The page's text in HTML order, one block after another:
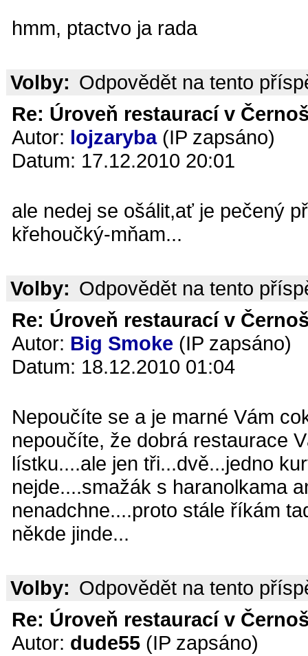
hmm, ptactvo ja rada
Volby: Odpovědět na tento
Re: Úroveň restaurací v
Autor: lojzaryba(IP zapsáno)
Datum: 17.12.2010 20:01
ale nedej se ošálit,ať je pečený
křehoučký-mňam...
Volby: Odpovědět na tento
Re: Úroveň restaurací v
Autor: Big Smoke (IP zapsáno)
Datum: 18.12.2010 01:04
Nepoučíte se a je marné Vám
nepoučíte, že dobrá restaurace
lístku....ale jen tři...dvě...jedno
nejde....smažák s haranolkama
nenadchne....proto stále říkám
někde jinde...
Volby: Odpovědět na tento
Re: Úroveň restaurací v
Autor: dude55 (IP zapsáno)